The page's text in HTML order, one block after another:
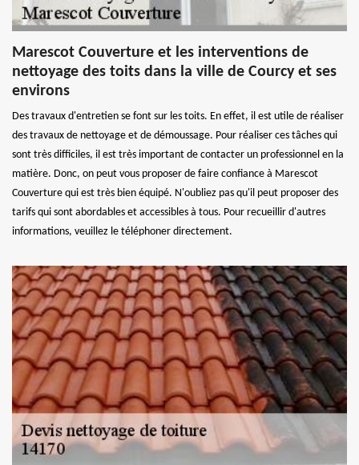
Marescot Couverture et les interventions de
nettoyage des toits dans la ville de Courcy et ses
environs
Des travaux d'entretien se font sur les toits. En effet, il est utile de réaliser
des travaux de nettoyage et de démoussage. Pour réaliser ces tâches qui
sont très difficiles, il est très important de contacter un professionnel en la
matière. Donc, on peut vous proposer de faire confiance à Marescot
Couverture qui est très bien équipé. N'oubliez pas qu'il peut proposer des
tarifs qui sont abordables et accessibles à tous. Pour recueillir d'autres
informations, veuillez le téléphoner directement.